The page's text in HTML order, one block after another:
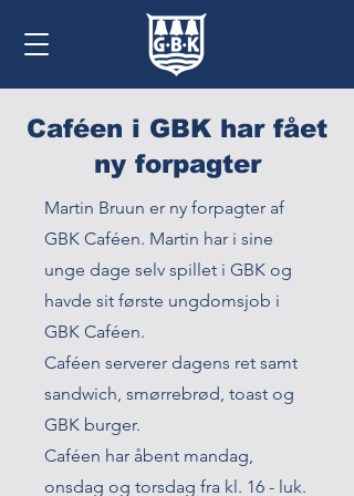
Caféen i GBK har fået
ny forpagter
Martin Bruun er ny forpagter af
GBK Caféen. Martin har i sine
unge dage selv spillet i GBK og
havde sit første ungdomsjob i
GBK Caféen.
Caféen serverer dagens ret samt
sandwich, smørrebrød, toast og
GBK burger.
Caféen har åbent mandag,
onsdag og torsdag fra kl. 16 - luk.